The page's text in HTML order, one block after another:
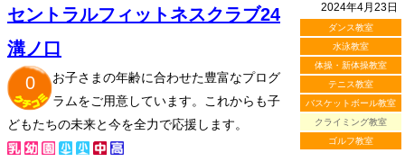
2024年4月23日
ダンス教室
水泳教室
体操・新体操教室
テニス教室
バスケットボール教室
クライミング教室
ゴルフ教室
セントラルフィットネスクラブ24
溝ノ口
0
お子さまの年齢に合わせた豊富なプログ
ラムをご用意しています。これからも子
どもたちの未来と今を全力で応援します。